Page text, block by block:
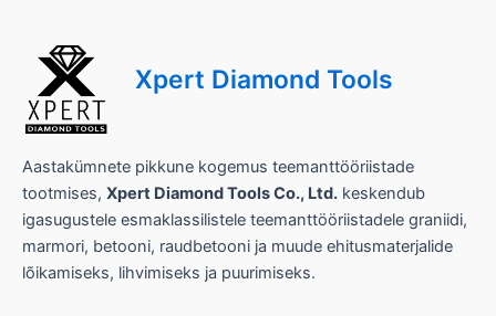
ö
T
ö
Xpert Diamond Tools
Aastakümnete pikkune kogemus teemanttööriistade
tootmises, Xpert Diamond Tools Co., Ltd. keskendub
igasugustele esmaklassilistele teemanttööriistadele graniidi,
marmori, betooni, raudbetooni ja muude ehitusmaterjalide
lõikamiseks, lihvimiseks ja puurimiseks.